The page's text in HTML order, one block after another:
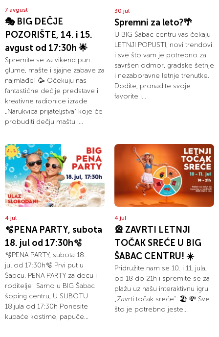
7 avgust
🎭 BIG DEČJE
POZORIŠTE, 14. i 15.
avgust od 17:30h 🌟
Spremite se za vikend pun
glume, mašte i sjajne zabave za
najmlađe! 🥳 Očekuju nas
fantastične dečije predstave i
kreativne radionice izrade
„Narukvica prijateljstva” koje će
probuditi dečju maštu i...
30 jul
Spremni za leto?🌴
U BIG Šabac centru vas čekaju
LETNJI POPUSTI, novi trendovi
i sve što vam je potrebno za
savršen odmor, gradske šetnje
i nezaboravne letnje trenutke.
Dođite, pronađite svoje
favorite i...
4 jul
🫧PENA PARTY, subota
18. jul od 17:30h🫧
🫧PENA PARTY, subota 18.
jul od 17:30h🫧 Prvi put u
Šapcu, PENA PARTY za decu i
roditelje! Samo u BIG Šabac
šoping centru, U SUBOTU
18.jula od 17:30h Ponesite
kupaće kostime, papuče...
4 jul
🎡 ZAVRTI LETNJI
TOČAK SREĆE U BIG
ŠABAC CENTRU! ☀️
Pridružite nam se 10. i 11. jula,
od 18 do 21h i spremite se za
plažu uz našu interaktivnu igru
„Zavrti točak sreće“. 🏖️ 💸 Sve
što je potrebno jeste...